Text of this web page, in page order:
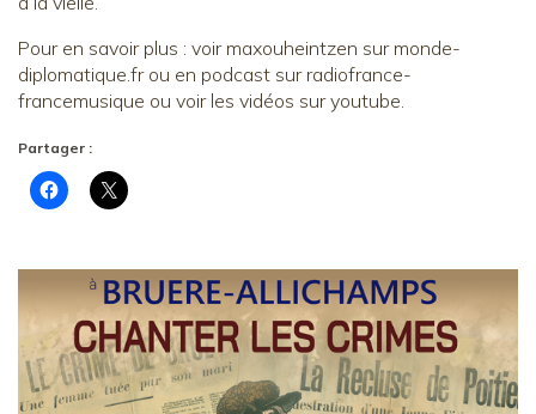
Pour en savoir plus : voir maxouheintzen sur monde-
diplomatique.fr ou en podcast sur radiofrance-
francemusique ou voir les vidéos sur youtube.
Partager :